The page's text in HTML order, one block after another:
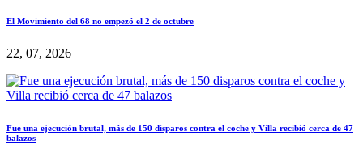
El Movimiento del 68 no empezó el 2 de octubre
22, 07, 2026
Fue una ejecución brutal, más de 150 disparos contra el coche y Villa recibió cerca de 47
balazos